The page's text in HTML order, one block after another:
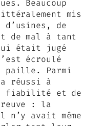
Beaucoup
mis
de
de mal à tant
était jugé
écroulé
paille. Parmi
réussi à
fiabilité et de
: la
avait même